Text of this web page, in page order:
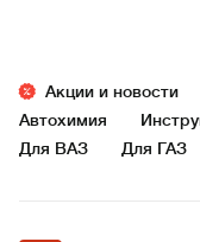
Акции и новости
Автохимия
Для ВАЗ
Для ГАЗ